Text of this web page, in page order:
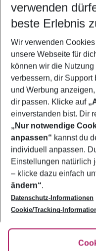
Wähle deinen
2 Erwachsene Keine
Mehr
Footer
Footer navigation
Über uns
AGB
Bestpreisgarantie
Cookie-Einstellungen
Cookie-Richtlinie
Agenturbetreuung
Barrierefreies Reisen
FAQ
HanseMerkur
Folge uns
verwenden
beste Erlebnis
Wir verwenden
unsere Webseite für
können wir die
verbessern, dir Support
und Werbung
dir passen. Klicke auf
einverstanden bist. Dir
„Nur notwendige
anpassen“ kannst du
individuell anpassen.
Einstellungen natürlich
– klicke dazu einfach
ändern“.
Datenschutz-Informationen
Cookie/Tracking-